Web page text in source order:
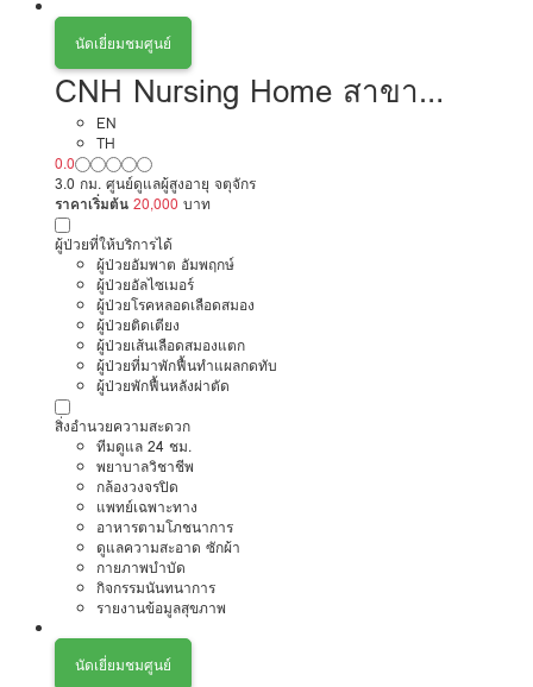
นัดเยี่ยมชมศูนย์
CNH Nursing Home สาขา
รัชดาภิเษก 32
EN
TH
0.0
3.0 กม. ศูนย์ดูแลผู้สูงอายุ จตุจักร
ราคาเริ่มต้น 20,000 บาท
ผู้ป่วยที่ให้บริการได้
ผู้ป่วยอัมพาต อัมพฤกษ์
ผู้ป่วยอัลไซเมอร์
ผู้ป่วยโรคหลอดเลือดสมอง
ผู้ป่วยติดเตียง
ผู้ป่วยเส้นเลือดสมองแตก
ผู้ป่วยที่มาพักฟื้นทำแผลกดทับ
ผู้ป่วยพักฟื้นหลังผ่าตัด
สิ่งอำนวยความสะดวก
ทีมดูแล 24 ชม.
พยาบาลวิชาชีพ
กล้องวงจรปิด
แพทย์เฉพาะทาง
อาหารตามโภชนาการ
ดูแลความสะอาด ซักผ้า
กายภาพบำบัด
กิจกรรมนันทนาการ
รายงานข้อมูลสุขภาพ
นัดเยี่ยมชมศูนย์